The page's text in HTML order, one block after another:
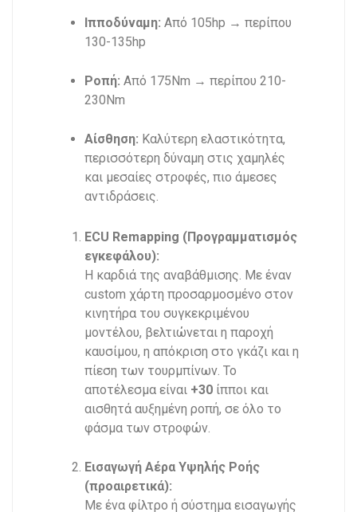
Ιπποδύναμη: Από 105hp → περίπου
130-135hp
Ροπή: Από 175Nm → περίπου 210-
230Nm
Αίσθηση: Καλύτερη ελαστικότητα,
περισσότερη δύναμη στις χαμηλές
και μεσαίες στροφές, πιο άμεσες
αντιδράσεις.
ECU Remapping (Προγραμματισμός
εγκεφάλου):
Η καρδιά της αναβάθμισης. Με έναν
custom χάρτη προσαρμοσμένο στον
κινητήρα του συγκεκριμένου
μοντέλου, βελτιώνεται η παροχή
καυσίμου, η απόκριση στο γκάζι και η
πίεση των τουρμπίνων. Το
αποτέλεσμα είναι +30 ίπποι και
αισθητά αυξημένη ροπή, σε όλο το
φάσμα των στροφών.
Εισαγωγή Αέρα Υψηλής Ροής
(προαιρετικά):
Με ένα φίλτρο ή σύστημα εισαγωγής